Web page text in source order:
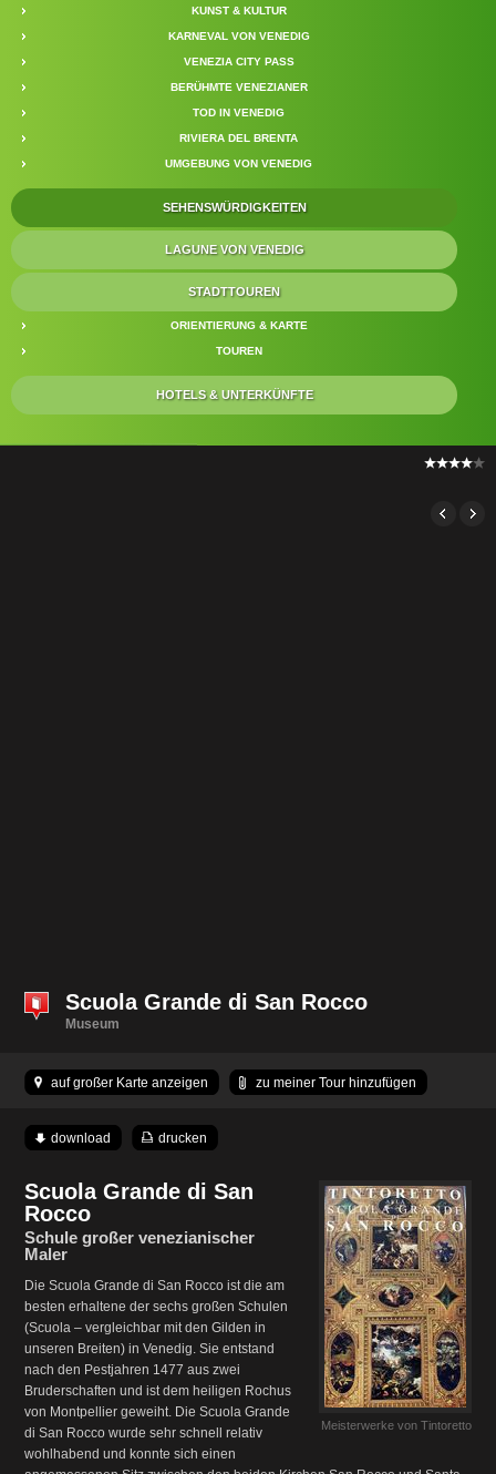
KUNST & KULTUR
KARNEVAL VON VENEDIG
VENEZIA CITY PASS
BERÜHMTE VENEZIANER
TOD IN VENEDIG
RIVIERA DEL BRENTA
UMGEBUNG VON VENEDIG
SEHENSWÜRDIGKEITEN
LAGUNE VON VENEDIG
STADTTOUREN
ORIENTIERUNG & KARTE
TOUREN
HOTELS & UNTERKÜNFTE
Scuola Grande di San Rocco
Museum
auf großer Karte anzeigen zu meiner Tour hinzufügen
download drucken
Meisterwerke von Tintoretto
Scuola Grande di San
Rocco
Schule großer venezianischer
Maler
Die Scuola Grande di San Rocco ist die am
besten erhaltene der sechs großen Schulen
(Scuola – vergleichbar mit den Gilden in
unseren Breiten) in Venedig. Sie entstand
nach den Pestjahren 1477 aus zwei
Bruderschaften und ist dem heiligen Rochus
von Montpellier geweiht. Die Scuola Grande
di San Rocco wurde sehr schnell relativ
wohlhabend und konnte sich einen